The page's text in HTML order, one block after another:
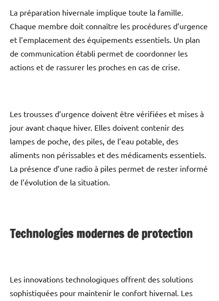
La préparation hivernale implique toute la famille.
Chaque membre doit connaître les procédures d’urgence
et l’emplacement des équipements essentiels. Un plan
de communication établi permet de coordonner les
actions et de rassurer les proches en cas de crise.
Les trousses d’urgence doivent être vérifiées et mises à
jour avant chaque hiver. Elles doivent contenir des
lampes de poche, des piles, de l’eau potable, des
aliments non périssables et des médicaments essentiels.
La présence d’une radio à piles permet de rester informé
de l’évolution de la situation.
Technologies modernes de protection
Les innovations technologiques offrent des solutions
sophistiquées pour maintenir le confort hivernal. Les